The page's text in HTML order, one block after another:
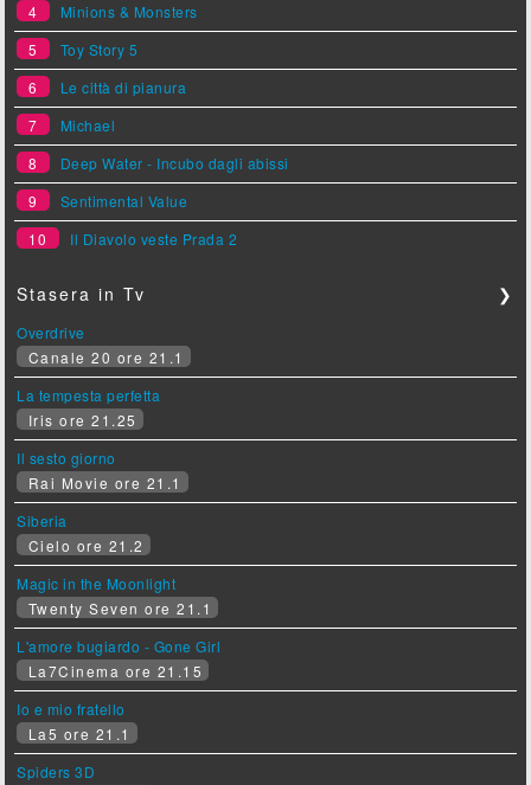
4
Minions & Monsters
5
Toy Story 5
6
Le città di pianura
7
Michael
8
Deep Water - Incubo dagli abissi
9
Sentimental Value
10
Il Diavolo veste Prada 2
Stasera in Tv ❯
Overdrive
Canale 20 ore 21.1
La tempesta perfetta
Iris ore 21.25
Il sesto giorno
Rai Movie ore 21.1
Siberia
Cielo ore 21.2
Magic in the Moonlight
Twenty Seven ore 21.1
L'amore bugiardo - Gone Girl
La7Cinema ore 21.15
Io e mio fratello
La5 ore 21.1
Spiders 3D